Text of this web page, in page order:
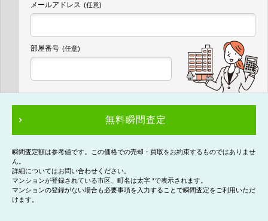
メールアドレス (任意)
部屋番号 (任意)
無料瞬間査定
瞬間査定額は参考値です。この価格での売却・買取をお約束するものではありませ
ん。
詳細についてはお問い合わせください。
マンションが登録されている市区、町名は太字 *で表示されます。
マンションの登録がない場合も必要事項を入力することで瞬間査定をご利用いただ
けます。